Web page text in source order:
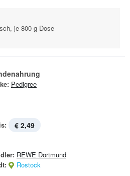
je 800-g-Dose
Pedigree
€ 2,49
REWE Dortmund
Rostock